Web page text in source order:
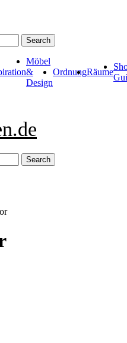
Search
Möbel
&
Design
OrdnungRäume
Search